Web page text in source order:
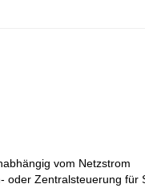
vom Netzstrom
oder Zentralsteuerung für